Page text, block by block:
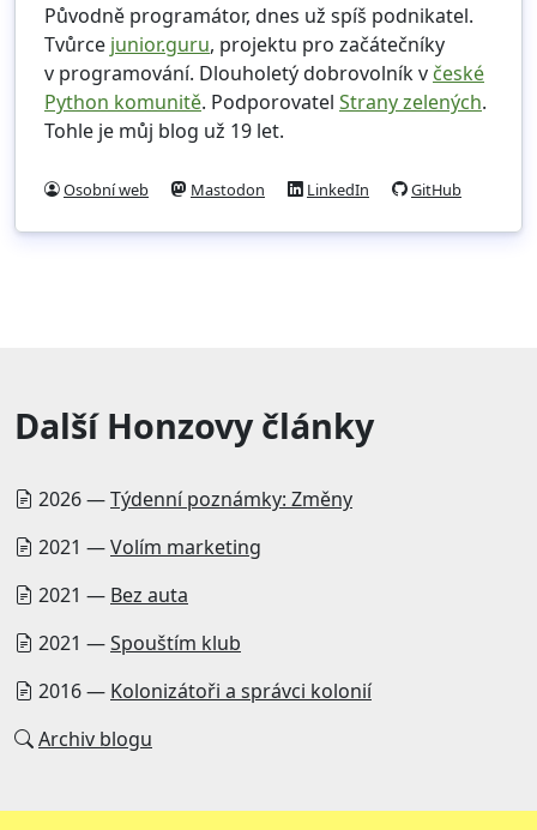
Původně programátor, dnes už spíš podnikatel.
Tvůrce junior.guru, projektu pro začátečníky
v programování. Dlouholetý dobrovolník v české
Python komunitě. Podporovatel Strany zelených.
Tohle je můj blog už 19 let.
Osobní web Mastodon LinkedIn GitHub
Další Honzovy články
2026 —Týdenní poznámky: Změny
2021 —Volím marketing
2021 — Bez auta
2021 —Spouštím klub
2016 — Kolonizátoři a správci kolonií
Archiv blogu